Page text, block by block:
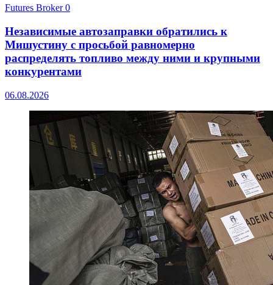
Futures Broker0
Независимые автозаправки обратились к
Мишустину с просьбой равномерно
распределять топливо между ними и крупными
конкурентами
06.08.2026